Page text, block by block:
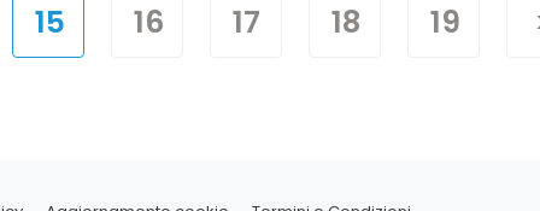
15 16 17 18 19